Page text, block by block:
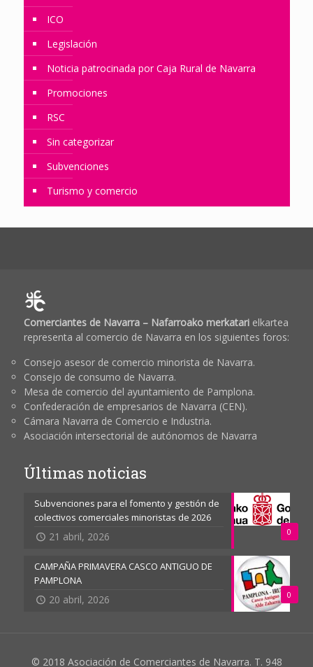
ICO
Legislación
Noticia patrocinada por Caja Rural de Navarra
Promociones
RSC
Sin categorizar
Subvenciones
Turismo y comercio
Comerciantes de Navarra – Nafarroako merkatarielkartea
representa al comercio de Navarra en los siguientes foros:
Consejo asesor de comercio minorista de Navarra.
Consejo de consumo de Navarra.
Mesa de comercio del ayuntamiento de Pamplona.
Confederación de empresarios de Navarra (CEN).
Cámara Navarra de Comercio e Industria.
Asociación intersectorial de autónomos de Navarra
Últimas noticias
0
Subvenciones para el fomento y gestión de
colectivos comerciales minoristas de 2026
21 abril, 2026
0
CAMPAÑA PRIMAVERA CASCO ANTIGUO DE
PAMPLONA
20 abril, 2026
© 2018 Asociación de Comerciantes de Navarra. T. 948